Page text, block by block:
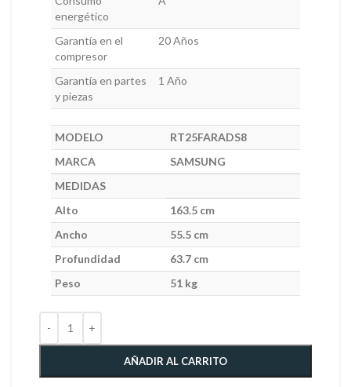
energético
Garantía en el
compresor
20 Años
Garantía en partes
y piezas
1 Año
MODELO
RT25FARADS8
MARCA
SAMSUNG
MEDIDAS
Alto
163.5 cm
Ancho
55.5 cm
Profundidad
63.7 cm
Peso
51 kg
AÑADIR AL CARRITO